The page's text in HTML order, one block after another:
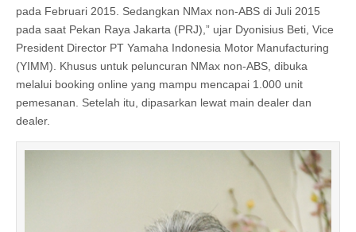
pada Februari 2015. Sedangkan NMax non-ABS di Juli 2015
pada saat Pekan Raya Jakarta (PRJ),” ujar Dyonisius Beti, Vice
President Director PT Yamaha Indonesia Motor Manufacturing
(YIMM). Khusus untuk peluncuran NMax non-ABS, dibuka
melalui booking online yang mampu mencapai 1.000 unit
pemesanan. Setelah itu, dipasarkan lewat main dealer dan
dealer.